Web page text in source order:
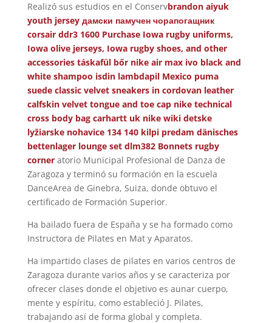
Realizó sus estudios en el Conservbrandon aiyuk
youth jersey дамски памучен чорапогащник
corsair ddr3 1600 Purchase Iowa rugby uniforms,
Iowa olive jerseys, Iowa rugby shoes, and other
accessories táskafül bőr nike air max ivo black and
white shampoo isdin lambdapil Mexico puma
suede classic velvet sneakers in cordovan leather
calfskin velvet tongue and toe cap nike technical
cross body bag carhartt uk nike wiki detske
lyžiarske nohavice 134 140 kilpi predam dänisches
bettenlager lounge set dlm382 Bonnets rugby
corneratorio Municipal Profesional de Danza de
Zaragoza y terminó su formación en la escuela
DanceArea de Ginebra, Suiza, donde obtuvo el
certificado de Formación Superior.
Ha bailado fuera de España y se ha formado como
Instructora de Pilates en Mat y Aparatos.
Ha impartido clases de pilates en varios centros de
Zaragoza durante varios años y se caracteriza por
ofrecer clases donde el objetivo es aunar cuerpo,
mente y espíritu, como estableció J. Pilates,
trabajando así de forma global y completa.